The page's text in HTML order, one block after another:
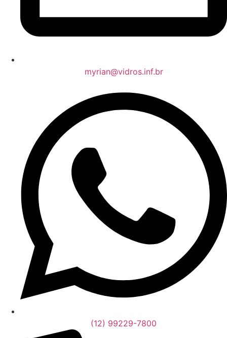
myrian@vidros.inf.br
(12) 99229-7800